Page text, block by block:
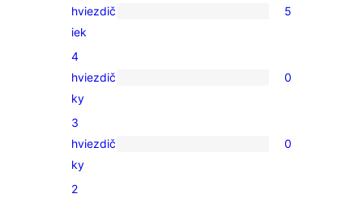
5
recenzií
s
5-
hviezdičkovým
hodnotením
hviezdič
iek
5
0
recenzií
s
4-
hviezdičkovým
hodnotením
4
hviezdič
ky
0
0
recenzií
s
3
hviezdič
ky
0
2